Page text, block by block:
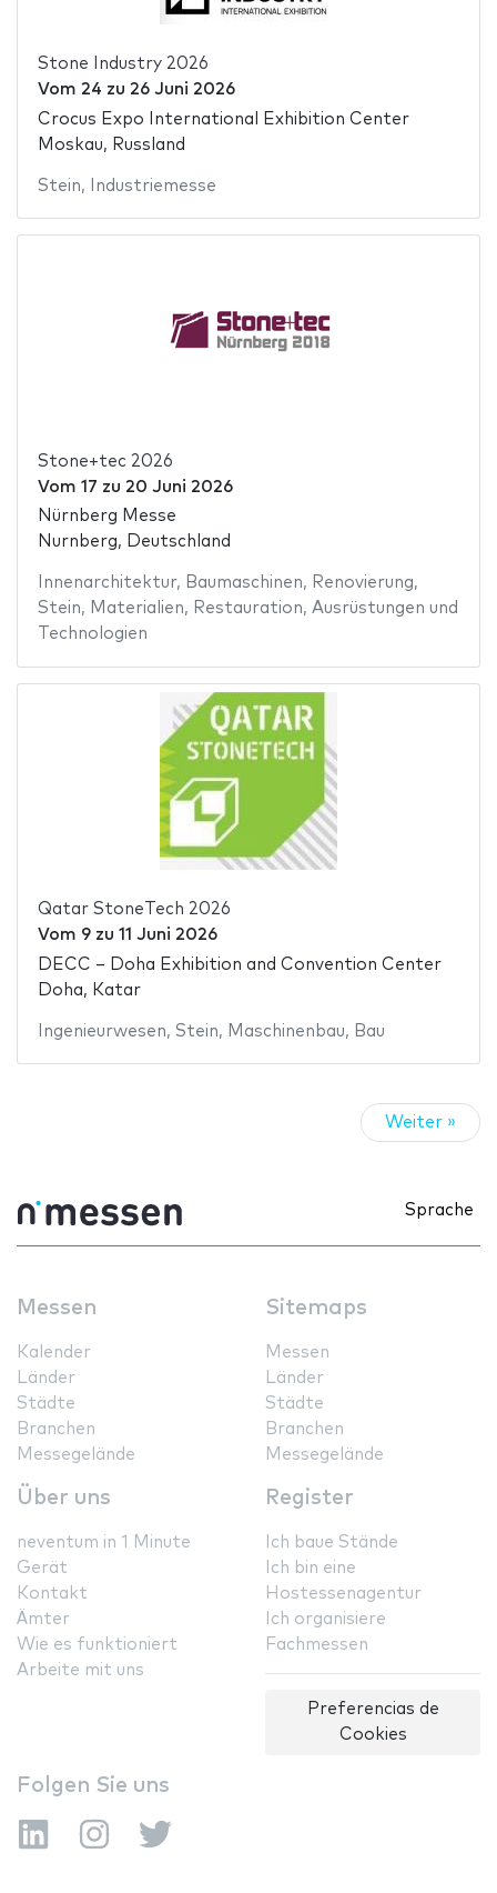
Stone Industry 2026
Vom 24 zu 26 Juni 2026
Crocus Expo International Exhibition Center
Moskau, Russland
Stein, Industriemesse
Stone+tec 2026
Vom 17 zu 20 Juni 2026
Nürnberg Messe
Nurnberg, Deutschland
Innenarchitektur, Baumaschinen, Renovierung,
Stein, Materialien, Restauration, Ausrüstungen und
Technologien
Qatar StoneTech 2026
Vom 9zu 11 Juni 2026
DECC – Doha Exhibition and Convention Center
Doha, Katar
Ingenieurwesen, Stein, Maschinenbau, Bau
Weiter »
Sprache
Messen
Kalender
Länder
Städte
Branchen
Messegelände
Sitemaps
Messen
Länder
Städte
Branchen
Messegelände
Über uns
neventum in 1 Minute
Gerät
Kontakt
Ämter
Wie es funktioniert
Arbeite mit uns
Register
Ich baue Stände
Ich bin eine
Hostessenagentur
Ich organisiere
Fachmessen
Preferencias de
Cookies
Folgen Sie uns